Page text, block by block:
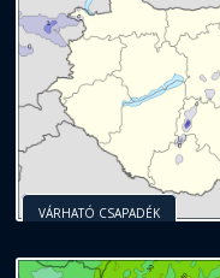
VÁRHATÓ CSAPADÉK